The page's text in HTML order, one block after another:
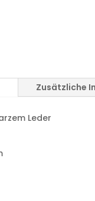
Zusätzliche
Leder